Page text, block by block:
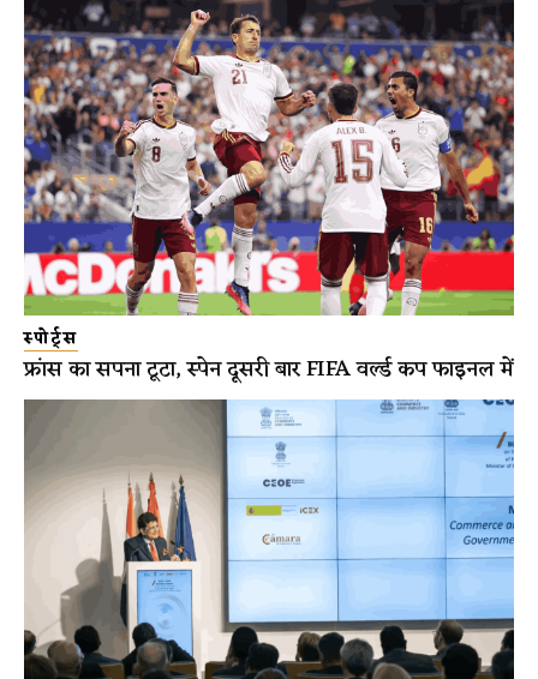
स्पोर्ट्स
फ्रांस का सपना टूटा, स्पेन दूसरी बार FIFA वर्ल्ड कप फाइनल में